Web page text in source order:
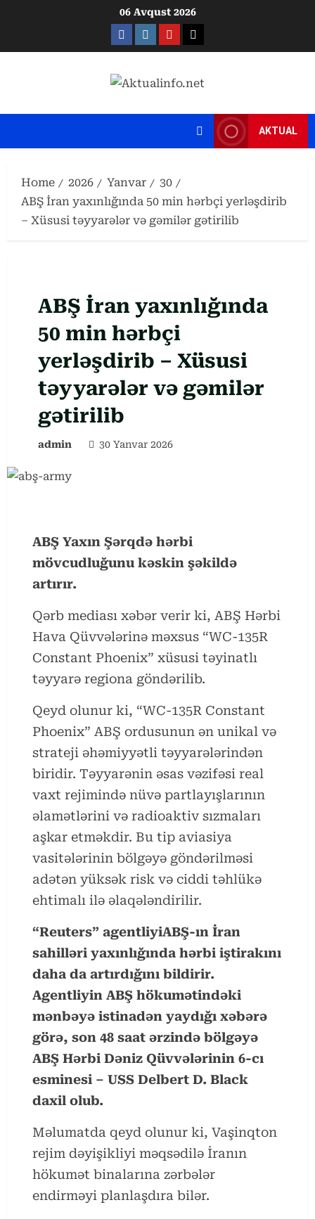
06 Avqust 2026
FacebookInstagram
Youtube
X
AKTUAL
Home 2026 Yanvar
30
ABŞ İran yaxınlığında 50 min hərbçi yerləşdirib
– Xüsusi təyyarələr və gəmilər gətirilib
ABŞ İran yaxınlığında
50 min hərbçi
yerləşdirib – Xüsusi
təyyarələr və gəmilər
gətirilib
admin 30 Yanvar 2026
ABŞ Yaxın Şərqdə hərbi
mövcudluğunu kəskin şəkildə
artırır.
Qərb mediası xəbər verir ki, ABŞ Hərbi
Hava Qüvvələrinə məxsus “WC-135R
Constant Phoenix” xüsusi təyinatlı
təyyarə regiona göndərilib.
Qeyd olunur ki, “WC-135R Constant
Phoenix” ABŞ ordusunun ən unikal və
strateji əhəmiyyətli təyyarələrindən
biridir. Təyyarənin əsas vəzifəsi real
vaxt rejimində nüvə partlayışlarının
əlamətlərini və radioaktiv sızmaları
aşkar etməkdir. Bu tip aviasiya
vasitələrinin bölgəyə göndərilməsi
adətən yüksək risk və ciddi təhlükə
ehtimalı ilə əlaqələndirilir.
“Reuters” agentliyiABŞ-ın İran
sahilləri yaxınlığında hərbi iştirakını
daha da artırdığını bildirir.
Agentliyin ABŞ hökumətindəki
mənbəyə istinadən yaydığı xəbərə
görə, son 48 saat ərzində bölgəyə
ABŞ Hərbi Dəniz Qüvvələrinin 6-cı
esminesi – USS Delbert D. Black
daxil olub.
Məlumatda qeyd olunur ki, Vaşinqton
rejim dəyişikliyi məqsədilə İranın
hökumət binalarına zərbələr
endirməyi planlaşdıra bilər.